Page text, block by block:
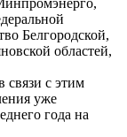
Белгородской,
областей,
с этим
уже
года на